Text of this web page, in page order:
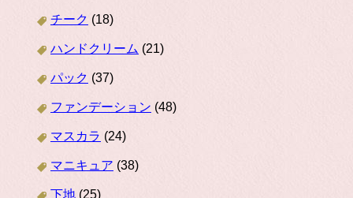
チーク (18)
ハンドクリーム (21)
パック (37)
ファンデーション (48)
マスカラ (24)
マニキュア (38)
下地 (25)